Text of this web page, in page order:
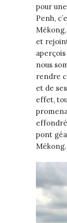
pour
Penh,
et
nous
rendre
et de
effet,
pont
Mékong.